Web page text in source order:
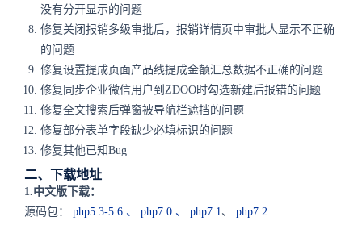
没有分开显示的问题
修复关闭报销多级审批后，报销详情页中审批人显示不正确
的问题
修复设置提成页面产品线提成金额汇总数据不正确的问题
修复同步企业微信用户到ZDOO时勾选新建后报错的问题
修复全文搜索后弹窗被导航栏遮挡的问题
修复部分表单字段缺少必填标识的问题
修复其他已知Bug
二、下载地址
1.中文版下载：
源码包： php5.3-5.6 、 php7.0 、 php7.1、 php7.2